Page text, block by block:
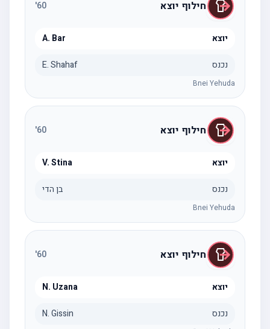
חילוף יוצא 60
'
יוצא A. Bar
נכנס E. Shahaf
Bnei Yehuda
חילוף יוצא 60
'
יוצא V. Stina
נכנס בן הדי
Bnei Yehuda
חילוף יוצא 60
'
יוצא N. Uzana
נכנס N. Gissin